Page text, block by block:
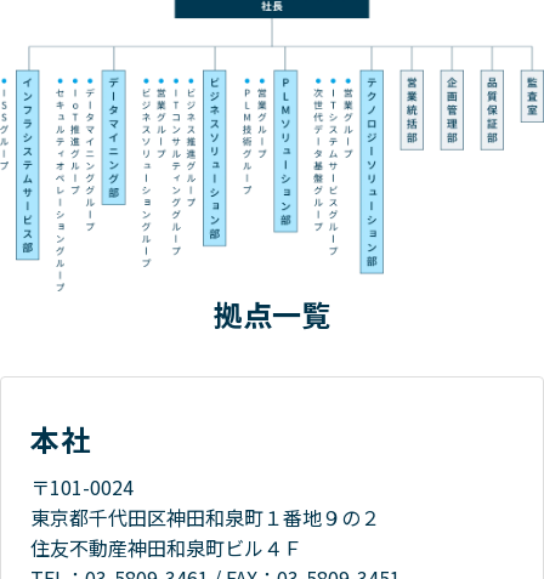
拠点一覧
本社
〒101-0024
東京都千代田区神田和泉町１番地９の２
住友不動産神田和泉町ビル４Ｆ